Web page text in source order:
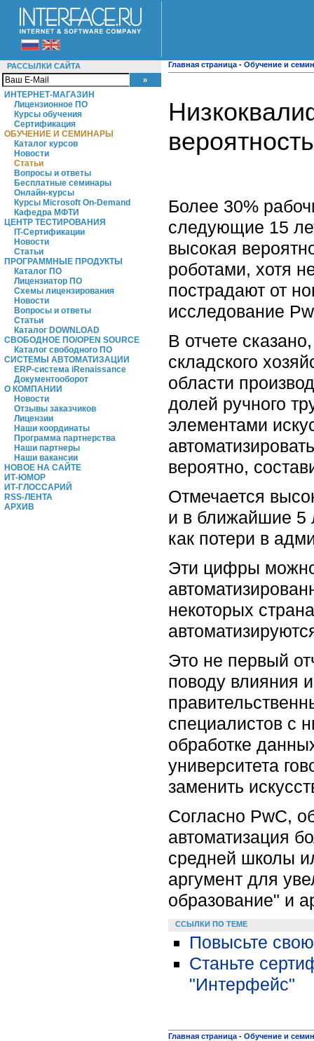
РАССЫЛКИ САЙТА
ИНТЕРНЕТ-МАГАЗИН
Лицензионное ПО
Курсы обучения
Сертификация
ОБУЧЕНИЕ И СЕМИНАРЫ
Каталог курсов
Новости
Статьи
Вопросы и ответы
Бесплатные семинары
Онлайн-курсы
Курсы Microsoft On-Demand
Кафедра МФТИ
ЦЕНТР ТЕСТИРОВАНИЯ
IT-Сертификации
Новости
Статьи
ПРОГРАММНЫЕ ПРОДУКТЫ
Каталог ПО
Лицензиатор ПО
Схемы лицензирования
Новости
Вопросы и ответы
Статьи
Каталог DOWNLOAD
СВОБОДНОЕ ПО/OPEN SOURCE
Каталог свободного ПО
СИСТЕМЫ АВТОМАТИЗАЦИИ
ERP-система iRenaissance
Документооборот
О КОМПАНИИ
Новости
Отзывы заказчиков
Лицензии
Наши координаты
Программа партнерства
Наши партнеры
Наши вакансии
НОВОЕ НА САЙТЕ
ИТ-ЮМОР
ИТ-ГЛОССАРИЙ
RSS-ЛЕНТА
АРХИВ
Главная страница - Обучение и
Более 30%
следующие 15
высокая
роботами, хотя
пострадают от
исследование
В отчете
складского
области
долей ручного
элементами
вероятно,
Отмечается
и в ближайшие 5
как потери в
Эти цифры
некоторых
Это не первый
поводу влияния
специалистов с
обработке
университета
заменить
Согласно PwC,
автоматизация
средней школы
аргумент для
образование" и
ССЫЛКИ ПО ТЕМЕ
Повысьте
Станьте
"Интерфейс"
Главная страница - Обучение и